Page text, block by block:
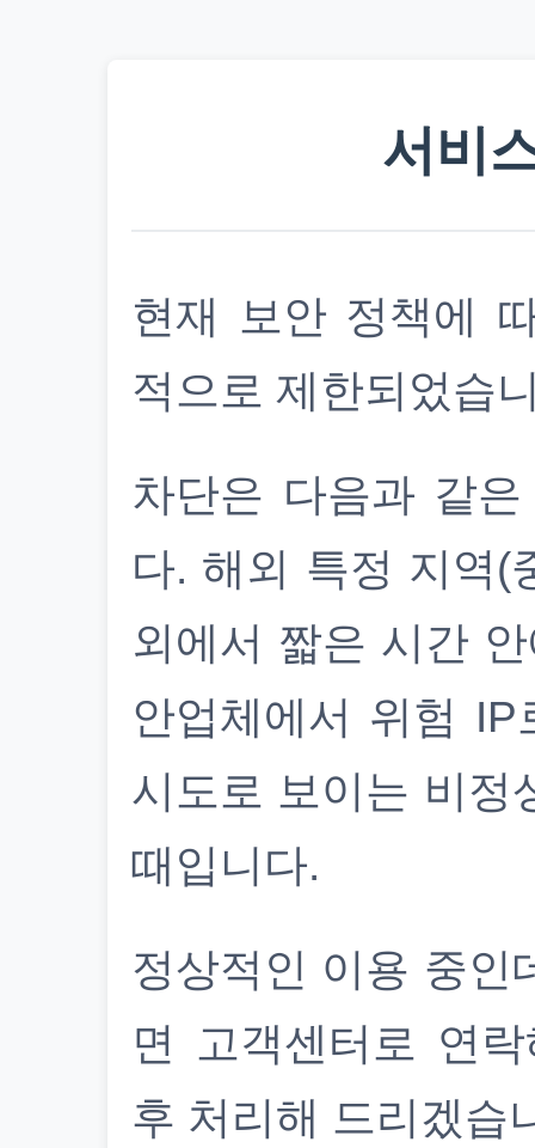
서비
현재 보안 정책에
적으로 제한되었습
차단은 다음과 같
다. 해외 특정 지역(
외에서 짧은 시간
안업체에서 위험
시도로 보이는 비정
때입니다.
정상적인 이용 중인
면 고객센터로 연
후 처리해 드리겠습